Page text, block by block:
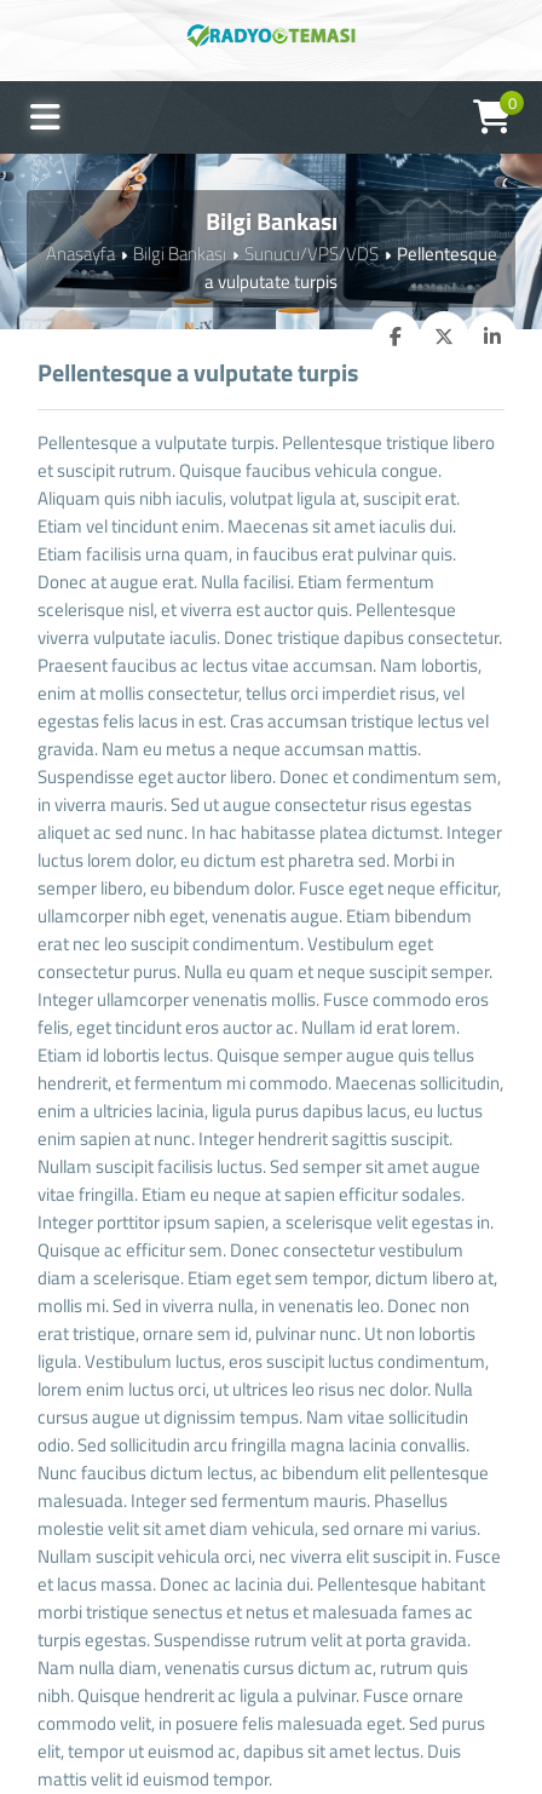
0
Bilgi Bankası
Anasayfa Bilgi Bankası Sunucu/VPS/VDS
Pellentesque
a vulputate turpis
Pellentesque a vulputate turpis
Pellentesque a vulputate turpis. Pellentesque tristique libero
et suscipit rutrum. Quisque faucibus vehicula congue.
Aliquam quis nibh iaculis, volutpat ligula at, suscipit erat.
Etiam vel tincidunt enim. Maecenas sit amet iaculis dui.
Etiam facilisis urna quam, in faucibus erat pulvinar quis.
Donec at augue erat. Nulla facilisi. Etiam fermentum
scelerisque nisl, et viverra est auctor quis. Pellentesque
viverra vulputate iaculis. Donec tristique dapibus consectetur.
Praesent faucibus ac lectus vitae accumsan. Nam lobortis,
enim at mollis consectetur, tellus orci imperdiet risus, vel
egestas felis lacus in est. Cras accumsan tristique lectus vel
gravida. Nam eu metus a neque accumsan mattis.
Suspendisse eget auctor libero. Donec et condimentum sem,
in viverra mauris. Sed ut augue consectetur risus egestas
aliquet ac sed nunc. In hac habitasse platea dictumst. Integer
luctus lorem dolor, eu dictum est pharetra sed. Morbi in
semper libero, eu bibendum dolor. Fusce eget neque efficitur,
ullamcorper nibh eget, venenatis augue. Etiam bibendum
erat nec leo suscipit condimentum. Vestibulum eget
consectetur purus. Nulla eu quam et neque suscipit semper.
Integer ullamcorper venenatis mollis. Fusce commodo eros
felis, eget tincidunt eros auctor ac. Nullam id erat lorem.
Etiam id lobortis lectus. Quisque semper augue quis tellus
hendrerit, et fermentum mi commodo. Maecenas sollicitudin,
enim a ultricies lacinia, ligula purus dapibus lacus, eu luctus
enim sapien at nunc. Integer hendrerit sagittis suscipit.
Nullam suscipit facilisis luctus. Sed semper sit amet augue
vitae fringilla. Etiam eu neque at sapien efficitur sodales.
Integer porttitor ipsum sapien, a scelerisque velit egestas in.
Quisque ac efficitur sem. Donec consectetur vestibulum
diam a scelerisque. Etiam eget sem tempor, dictum libero at,
mollis mi. Sed in viverra nulla, in venenatis leo. Donec non
erat tristique, ornare sem id, pulvinar nunc. Ut non lobortis
ligula. Vestibulum luctus, eros suscipit luctus condimentum,
lorem enim luctus orci, ut ultrices leo risus nec dolor. Nulla
cursus augue ut dignissim tempus. Nam vitae sollicitudin
odio. Sed sollicitudin arcu fringilla magna lacinia convallis.
Nunc faucibus dictum lectus, ac bibendum elit pellentesque
malesuada. Integer sed fermentum mauris. Phasellus
molestie velit sit amet diam vehicula, sed ornare mi varius.
Nullam suscipit vehicula orci, nec viverra elit suscipit in. Fusce
et lacus massa. Donec ac lacinia dui. Pellentesque habitant
morbi tristique senectus et netus et malesuada fames ac
turpis egestas. Suspendisse rutrum velit at porta gravida.
Nam nulla diam, venenatis cursus dictum ac, rutrum quis
nibh. Quisque hendrerit ac ligula a pulvinar. Fusce ornare
commodo velit, in posuere felis malesuada eget. Sed purus
elit, tempor ut euismod ac, dapibus sit amet lectus. Duis
mattis velit id euismod tempor.